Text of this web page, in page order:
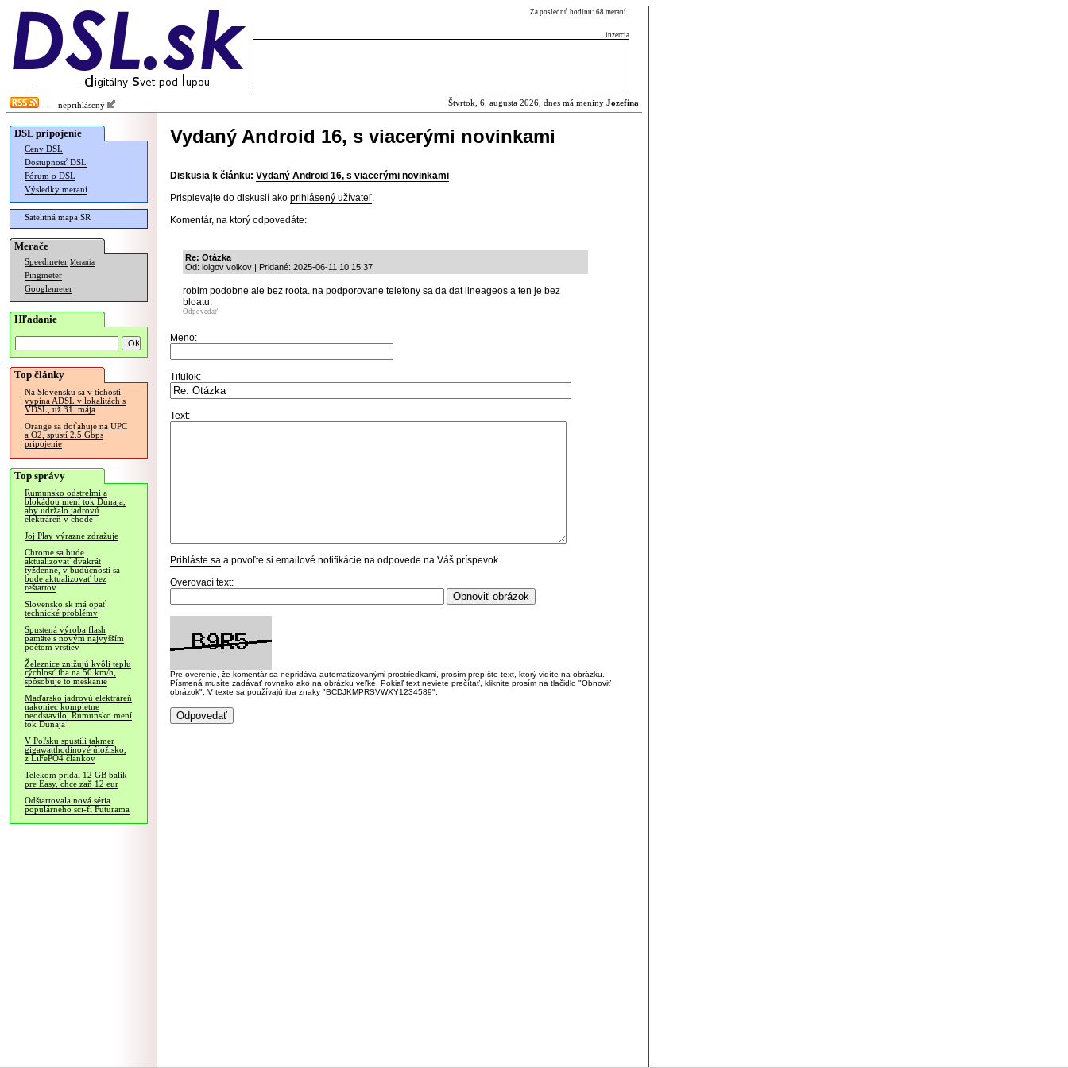
Za poslednú hodinu: 68 meraní
inzercia
neprihlásený Štvrtok, 6. augusta 2026, dnes má meniny Jozefína
DSL pripojenie
Ceny DSL
Dostupnosť DSL
Fórum o DSL
Výsledky meraní
Satelitná mapa SR
Merače
Speedmeter Merania
Pingmeter
Googlemeter
Hľadanie
Top články
Na Slovensku sa v tichosti
vypína ADSL v lokalitách s
VDSL, už 31. mája
Orange sa doťahuje na UPC
a O2, spustí 2.5 Gbps
pripojenie
Top správy
Rumunsko odstrelmi a
blokádou mení tok Dunaja,
aby udržalo jadrovú
elektráreň v chode
Joj Play výrazne zdražuje
Chrome sa bude
aktualizovať dvakrát
týždenne, v budúcnosti sa
bude aktualizovať bez
reštartov
Slovensko.sk má opäť
technické problémy
Spustená výroba flash
pamäte s novým najvyšším
počtom vrstiev
Železnice znižujú kvôli teplu
rýchlosť iba na 50 km/h,
spôsobuje to meškanie
Maďarsko jadrovú elektráreň
nakoniec kompletne
neodstavilo, Rumunsko mení
tok Dunaja
V Poľsku spustili takmer
gigawatthodinové úložisko,
z LiFePO4 článkov
Telekom pridal 12 GB balík
pre Easy, chce zaň 12 eur
Odštartovala nová séria
populárneho sci-fi Futurama
Vydaný Android 16, s viacerými novinkami
Diskusia k článku: Vydaný Android 16, s viacerými novinkami
Prispievajte do diskusií ako prihlásený užívateľ.
Komentár, na ktorý odpovedáte:
Re: Otázka
Od: lolgov volkov | Pridané: 2025-06-11 10:15:37
robim podobne ale bez roota. na podporovane telefony sa da dat lineageos a ten je bez
bloatu.
Odpovedať
Meno:
Titulok:
Text:
Prihláste sa a povoľte si emailové notifikácie na odpovede na Váš príspevok.
Overovací text:
Pre overenie, že komentár sa nepridáva automatizovanými prostriedkami, prosím prepíšte text, ktorý vidíte na obrázku.
Písmená musíte zadávať rovnako ako na obrázku veľké. Pokiaľ text neviete prečítať, kliknite prosím na tlačidlo "Obnoviť
obrázok". V texte sa používajú iba znaky "BCDJKMPRSVWXY1234589".